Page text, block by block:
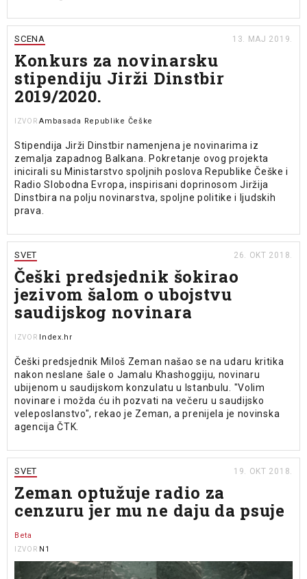
SCENA 13. MAJ 2019.
Konkurs za novinarsku
stipendiju Jirži Dinstbir
2019/2020.
IZVOR Ambasada Republike Češke
Stipendija Jirži Dinstbir namenjena je novinarima iz
zemalja zapadnog Balkana. Pokretanje ovog projekta
inicirali su Ministarstvo spoljnih poslova Republike Češke i
Radio Slobodna Evropa, inspirisani doprinosom Jiržija
Dinstbira na polju novinarstva, spoljne politike i ljudskih
prava.
SVET 26. OKT 2018.
Češki predsjednik šokirao
jezivom šalom o ubojstvu
saudijskog novinara
IZVOR Index.hr
Češki predsjednik Miloš Zeman našao se na udaru kritika
nakon neslane šale o Jamalu Khashoggiju, novinaru
ubijenom u saudijskom konzulatu u Istanbulu. "Volim
novinare i možda ću ih pozvati na večeru u saudijsko
veleposlanstvo", rekao je Zeman, a prenijela je novinska
agencija ČTK.
SVET 19. OKT 2018.
Zeman optužuje radio za
cenzuru jer mu ne daju da psuje
Beta
IZVOR N1